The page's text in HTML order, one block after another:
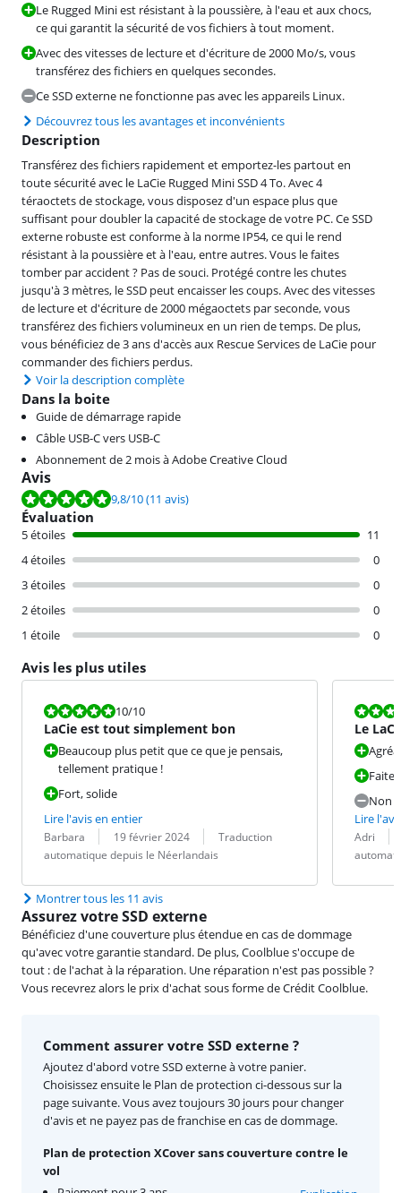
Le Rugged Mini est résistant à la poussière, à l'eau et aux chocs,
ce qui garantit la sécurité de vos fichiers à tout moment.
Avec des vitesses de lecture et d'écriture de 2000 Mo/s, vous
transférez des fichiers en quelques secondes.
Ce SSD externe ne fonctionne pas avec les appareils Linux.
Découvrez tous les avantages et inconvénients
Description
Transférez des fichiers rapidement et emportez-les partout en
toute sécurité avec le LaCie Rugged Mini SSD 4 To. Avec 4
téraoctets de stockage, vous disposez d'un espace plus que
suffisant pour doubler la capacité de stockage de votre PC. Ce SSD
externe robuste est conforme à la norme IP54, ce qui le rend
résistant à la poussière et à l'eau, entre autres. Vous le faites
tomber par accident ? Pas de souci. Protégé contre les chutes
jusqu'à 3 mètres, le SSD peut encaisser les coups. Avec des vitesses
de lecture et d'écriture de 2000 mégaoctets par seconde, vous
transférez des fichiers volumineux en un rien de temps. De plus,
vous bénéficiez de 3 ans d'accès aux Rescue Services de LaCie pour
commander des fichiers perdus.
Voir la description complète
Dans la boite
Guide de démarrage rapide
Câble USB-C vers USB-C
Abonnement de 2 mois à Adobe Creative Cloud
Avis
La note est de 9,8 sur 10, basée sur 11 avis.
9,8/10(11 avis)
Évaluation
5 étoiles
11
4 étoiles
0
3 étoiles
0
2 étoiles
0
1 étoile
0
Avis les plus utiles
La note est 10 sur 10.
10/10
LaCie est tout simplement bon
Beaucoup plus petit que ce que je pensais,
tellement pratique !
Fort, solide
Lire l'avis en entier
Évaluation par :
Barbara
Date : 19 février 2024
Traduction :
Traduction
automatique depuis le Néerlandais
La note est
Le
que
Non
Lire
Évaluation
Adri
Date :
Traduction :
Montrer tous les 11 avis
Assurez votre SSD externe
Bénéficiez d'une couverture plus étendue en cas de dommage
qu'avec votre garantie standard. De plus, Coolblue s'occupe de
tout : de l'achat à la réparation. Une réparation n'est pas possible ?
Vous recevrez alors le prix d'achat sous forme de Crédit Coolblue.
Comment assurer votre SSD externe ?
Ajoutez d'abord votre SSD externe à votre panier.
Choisissez ensuite le Plan de protection ci-dessous sur la
page suivante. Vous avez toujours 30 jours pour changer
d'avis et ne payez pas de franchise en cas de dommage.
Plan de protection XCover sans couverture contre le
vol